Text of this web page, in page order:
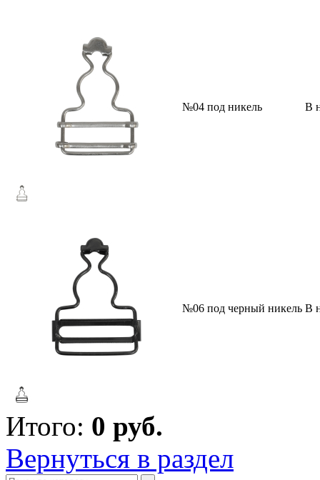
№04 под никель В
№06 под черный никель В
Итого: 0 руб.
Вернуться в раздел